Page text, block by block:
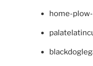
home-